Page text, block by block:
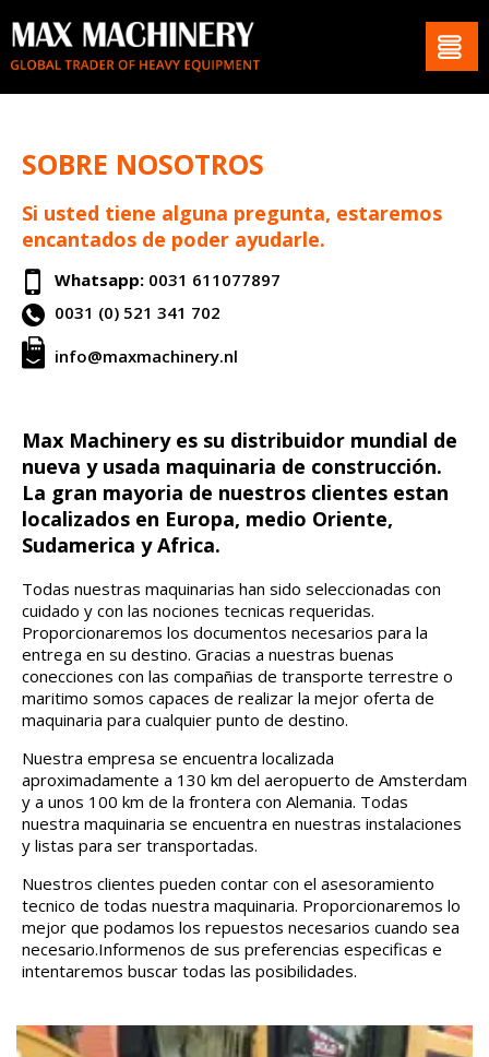
SOBRE NOSOTROS
Si usted tiene alguna pregunta, estaremos
encantados de poder ayudarle.
Whatsapp: 0031 611077897
0031 (0) 521 341 702
info@maxmachinery.nl
Max Machinery es su distribuidor mundial de
nueva y usada maquinaria de construcción.
La gran mayoria de nuestros clientes estan
localizados en Europa, medio Oriente,
Sudamerica y Africa.
Todas nuestras maquinarias han sido seleccionadas con
cuidado y con las nociones tecnicas requeridas.
Proporcionaremos los documentos necesarios para la
entrega en su destino. Gracias a nuestras buenas
conecciones con las compañias de transporte terrestre o
maritimo somos capaces de realizar la mejor oferta de
maquinaria para cualquier punto de destino.
Nuestra empresa se encuentra localizada
aproximadamente a 130 km del aeropuerto de Amsterdam
y a unos 100 km de la frontera con Alemania. Todas
nuestra maquinaria se encuentra en nuestras instalaciones
y listas para ser transportadas.
Nuestros clientes pueden contar con el asesoramiento
tecnico de todas nuestra maquinaria. Proporcionaremos lo
mejor que podamos los repuestos necesarios cuando sea
necesario.Informenos de sus preferencias especificas e
intentaremos buscar todas las posibilidades.